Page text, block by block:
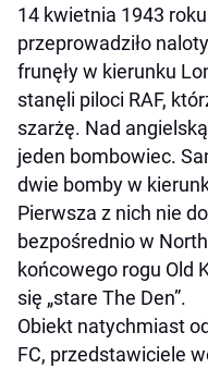
14 kwietnia 1943
przeprowadziło
frunęły w kierunku
stanęli piloci RAF,
szarżę. Nad
jeden bombowiec.
dwie bomby w
Pierwsza z nich nie
bezpośrednio w
końcowego rogu Old
się „stare The Den”.
Obiekt natychmiast
FC, przedstawiciele